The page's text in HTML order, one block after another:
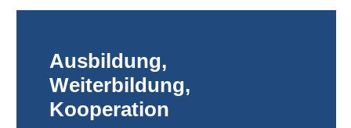
Ausbildung,
Weiterbildung,
Kooperation